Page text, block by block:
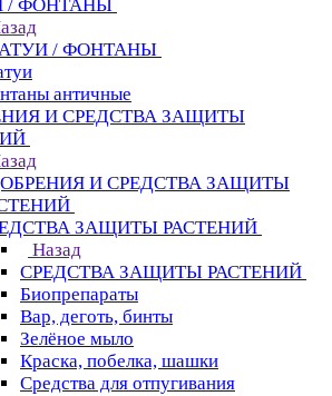
/ ФОНТАНЫ
/ ФОНТАНЫ
античные
И СРЕДСТВА ЗАЩИТЫ
И СРЕДСТВА ЗАЩИТЫ
ЗАЩИТЫ РАСТЕНИЙ
Назад
СРЕДСТВА ЗАЩИТЫ РАСТЕНИЙ
Биопрепараты
Вар, деготь, бинты
Зелёное мыло
Краска, побелка, шашки
Средства для отпугивания